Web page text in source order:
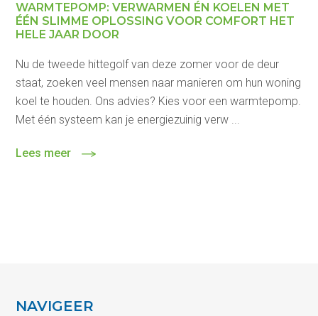
WARMTEPOMP: VERWARMEN ÉN KOELEN MET
ÉÉN SLIMME OPLOSSING VOOR COMFORT HET
HELE JAAR DOOR
Nu de tweede hittegolf van deze zomer voor de deur
staat, zoeken veel mensen naar manieren om hun woning
koel te houden. Ons advies? Kies voor een warmtepomp.
Met één systeem kan je energiezuinig verw ...
Lees meer
NAVIGEER